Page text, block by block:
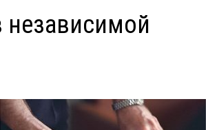
независимой